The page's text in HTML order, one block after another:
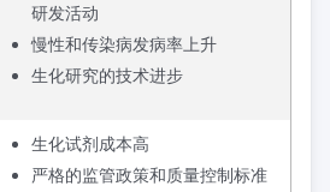
研发活动
慢性和传染病发病率上升
生化研究的技术进步
生化试剂成本高
严格的监管政策和质量控制标准